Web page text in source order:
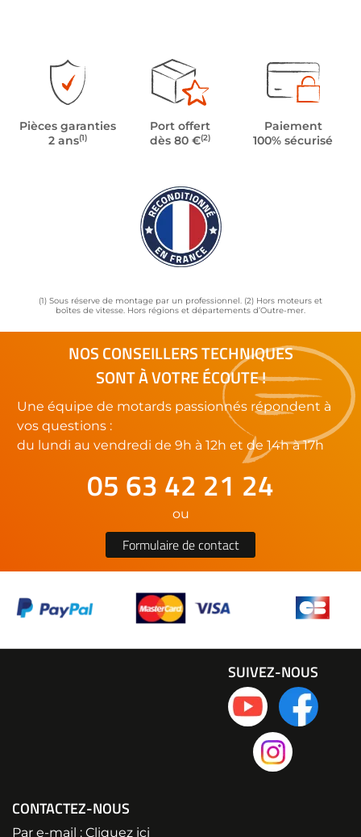
Pièces garanties
2 ans(1)
Port offert
dès 80 €(2)
Paiement
100% sécurisé
(1) Sous réserve de montage par un professionnel. (2) Hors moteurs et
boîtes de vitesse. Hors régions et départements d’Outre-mer.
NOS CONSEILLERS TECHNIQUES
SONT À VOTRE ÉCOUTE !
Une équipe de motards passionnés répondent à
vos questions :
du lundi au vendredi de 9h à 12h et de 14h à 17h
05 63 42 21 24
ou
Formulaire de contact
CONTACTEZ-NOUS
Par e-mail : Cliquez ici
SUIVEZ-NOUS